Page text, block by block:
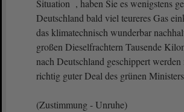
Situation , haben Sie es wenigstens
Deutschland bald viel teureres Gas
das klimatechnisch wunderbar
großen Dieselfrachtern Tausende
nach Deutschland geschippert werden
richtig guter Deal des grünen
(Zustimmung - Unruhe)